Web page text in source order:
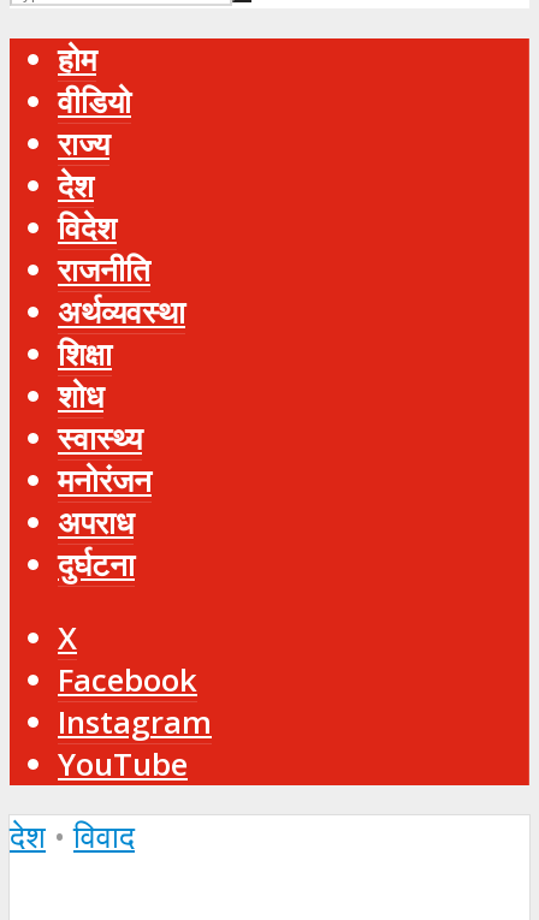
होम
वीडियो
राज्य
देश
विदेश
राजनीति
अर्थव्यवस्था
शिक्षा
शोध
स्‍वास्‍थ्‍य
मनोरंजन
अपराध
दुर्घटना
X
Facebook
Instagram
YouTube
देश • विवाद